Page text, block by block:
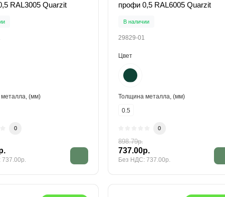
RAL3005 Quarzit
(мм)
0
профи 0,5 RAL6005 Quarzit
В наличии
29829-01
Цвет
Толщина металла, (мм)
0.5
0
898.79р.
737.00р.
Без НДС: 737.00р.